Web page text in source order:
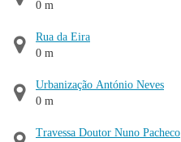
0 m
Rua da Eira
0 m
Urbanização António Neves
0 m
Travessa Doutor Nuno Pacheco